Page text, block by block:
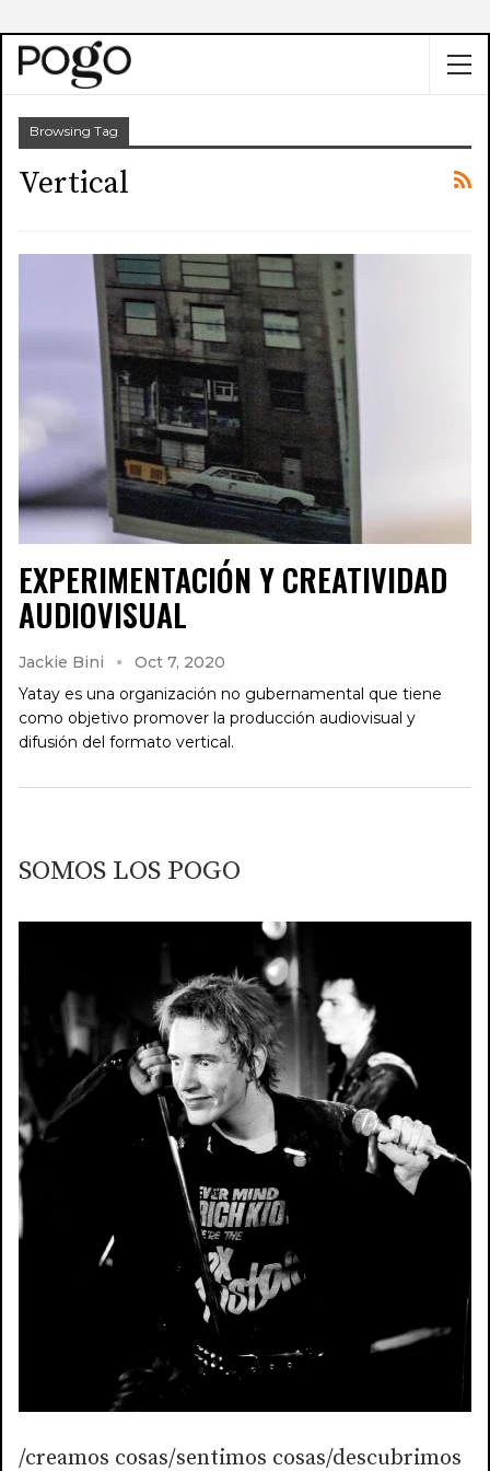
Browsing Tag
Vertical
EXPERIMENTACIÓN Y CREATIVIDAD
AUDIOVISUAL
Jackie Bini
Oct 7, 2020
Yatay es una organización no gubernamental que tiene
como objetivo promover la producción audiovisual y
difusión del formato vertical.
SOMOS LOS POGO
/creamos cosas/sentimos cosas/descubrimos